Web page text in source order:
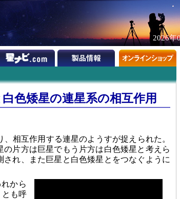
2026年
色矮星の連星系の相互作用
相互作用する連星のようすが捉えられた。
片方は巨星でもう片方は白色矮星と考えら
れ、また巨星と白色矮星とをつなぐように
から
とも呼